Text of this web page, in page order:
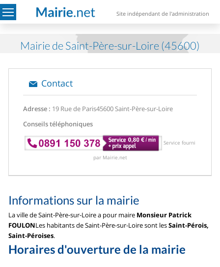
Site indépendant de l'administration
Mairie de Saint-Père-sur-Loire (45600)
Contact
Adresse : 19 Rue de Paris45600 Saint-Père-sur-Loire
Conseils téléphoniques
Service fourni
par Mairie.net
Informations sur la mairie
La ville de Saint-Père-sur-Loire a pour maire Monsieur Patrick
FOULONLes habitants de Saint-Père-sur-Loire sont lesSaint-Pérois,
Saint-Péroises.
Horaires d'ouverture de la mairie